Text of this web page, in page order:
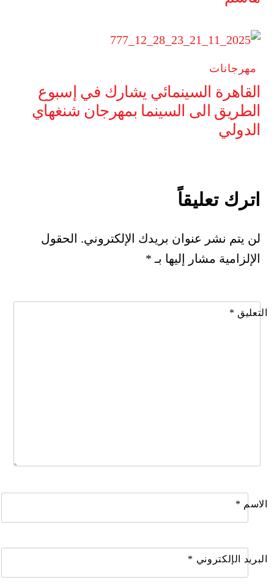
مهرجانات
القاهرة السينمائي يشارك في إسبوع
الطريق الى السينما بمهرجان شنغهاي
الدولي
اترك تعليقاً
لن يتم نشر عنوان بريدك الإلكتروني. الحقول
الإلزامية مشار إليها بـ *
التعليق *
الاسم *
البريد الإلكتروني *